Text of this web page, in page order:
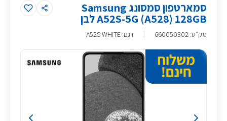
סמארטפון סמסונג Samsung
A52S-5G (A528) 128GB לבן
מק״ט:
660050302 דגם: A52S WHITE